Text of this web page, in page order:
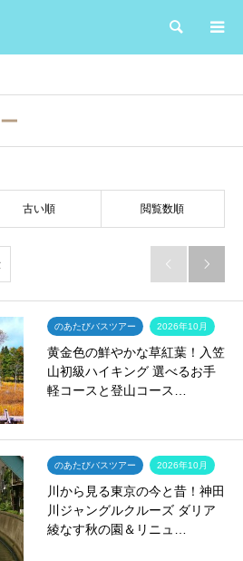
検索
古い順 閲覧数順
 
のあたびバスツアー 2026年10月
黄金色の鮮やかな草紅葉！入笠
山初級ハイキング 選べるお手
軽コースと登山コース…
のあたびバスツアー 2026年10月
川から見る東京の今と昔！神田
川ジャングルクルーズ ダリア
綾なす秋の園＆リニュ…